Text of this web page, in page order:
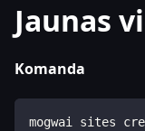
Jaunas
Komanda
mogwai sites